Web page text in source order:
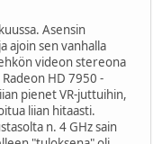
Asensin
ajoin sen vanhalla
videon stereona
HD 7950 -
pienet VR-juttuihin,
liian hitaasti.
n. 4 GHz sain